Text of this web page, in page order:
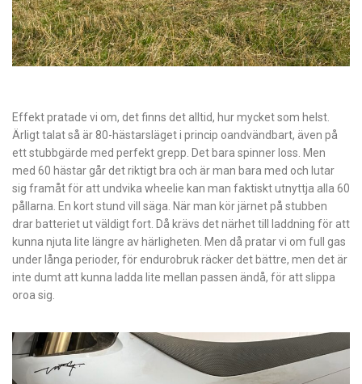
Effekt pratade vi om, det finns det alltid, hur mycket som helst.
Ärligt talat så är 80-hästarsläget i princip oandvändbart, även på
ett stubbgärde med perfekt grepp. Det bara spinner loss. Men
med 60 hästar går det riktigt bra och är man bara med och lutar
sig framåt för att undvika wheelie kan man faktiskt utnyttja alla 60
pållarna. En kort stund vill säga. När man kör järnet på stubben
drar batteriet ut väldigt fort. Då krävs det närhet till laddning för att
kunna njuta lite längre av härligheten. Men då pratar vi om full gas
under långa perioder, för endurobruk räcker det bättre, men det är
inte dumt att kunna ladda lite mellan passen ändå, för att slippa
oroa sig.